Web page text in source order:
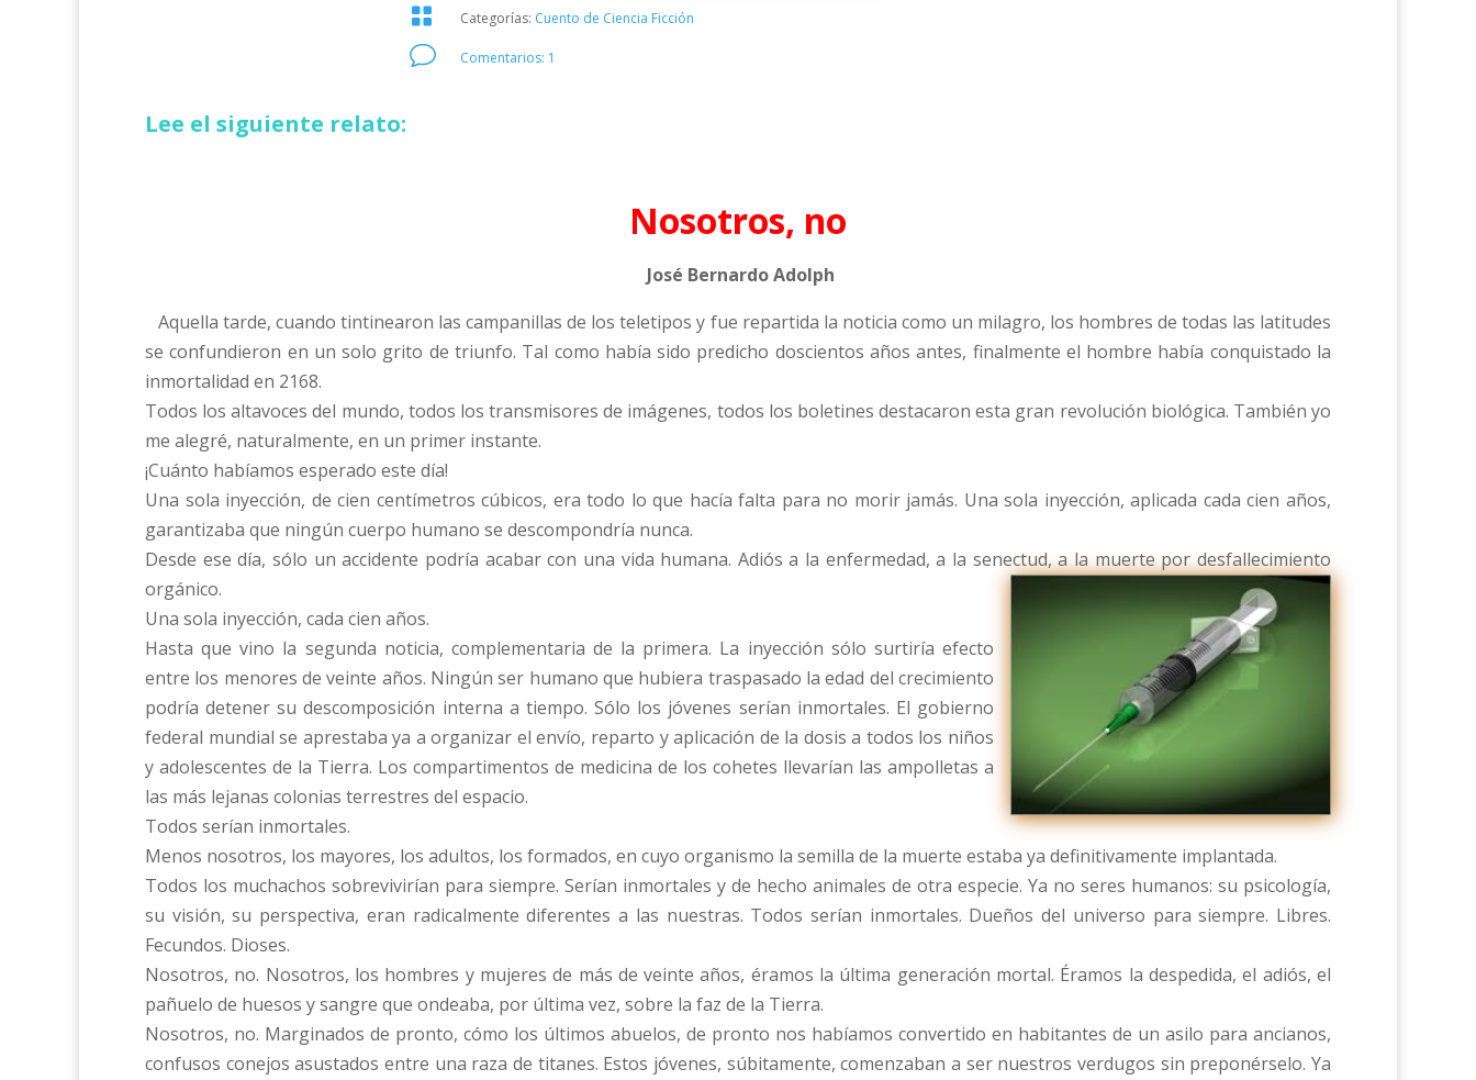
 Categorías: Cuento de Ciencia Ficción
v Comentarios: 1
Lee el siguiente relato:
Nosotros, no
José Bernardo Adolph
Aquella tarde, cuando tintinearon las campanillas de los teletipos y fue repartida la noticia como un milagro, los hombres de todas las latitudes
se confundieron en un solo grito de triunfo. Tal como había sido predicho doscientos años antes, finalmente el hombre había conquistado la
inmortalidad en 2168.
Todos los altavoces del mundo, todos los transmisores de imágenes, todos los boletines destacaron esta gran revolución biológica. También yo
me alegré, naturalmente, en un primer instante.
¡Cuánto habíamos esperado este día!
Una sola inyección, de cien centímetros cúbicos, era todo lo que hacía falta para no morir jamás. Una sola inyección, aplicada cada cien años,
garantizaba que ningún cuerpo humano se descompondría nunca.
Desde ese día, sólo un accidente podría acabar con una vida humana. Adiós a la enfermedad, a la senectud, a la muerte por desfallecimiento
orgánico.
Una sola inyección, cada cien años.
Hasta que vino la segunda noticia, complementaria de la primera. La inyección sólo surtiría efecto
entre los menores de veinte años. Ningún ser humano que hubiera traspasado la edad del crecimiento
podría detener su descomposición interna a tiempo. Sólo los jóvenes serían inmortales. El gobierno
federal mundial se aprestaba ya a organizar el envío, reparto y aplicación de la dosis a todos los niños
y adolescentes de la Tierra. Los compartimentos de medicina de los cohetes llevarían las ampolletas a
las más lejanas colonias terrestres del espacio.
Todos serían inmortales.
Menos nosotros, los mayores, los adultos, los formados, en cuyo organismo la semilla de la muerte estaba ya definitivamente implantada.
Todos los muchachos sobrevivirían para siempre. Serían inmortales y de hecho animales de otra especie. Ya no seres humanos: su psicología,
su visión, su perspectiva, eran radicalmente diferentes a las nuestras. Todos serían inmortales. Dueños del universo para siempre. Libres.
Fecundos. Dioses.
Nosotros, no. Nosotros, los hombres y mujeres de más de veinte años, éramos la última generación mortal. Éramos la despedida, el adiós, el
pañuelo de huesos y sangre que ondeaba, por última vez, sobre la faz de la Tierra.
Nosotros, no. Marginados de pronto, cómo los últimos abuelos, de pronto nos habíamos convertido en habitantes de un asilo para ancianos,
confusos conejos asustados entre una raza de titanes. Estos jóvenes, súbitamente, comenzaban a ser nuestros verdugos sin preponérselo. Ya